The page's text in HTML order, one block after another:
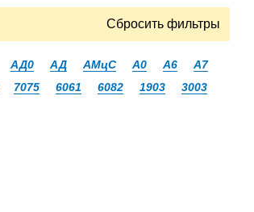
Сбросить фильтры
АД0 АД АМцС А0 А6
А7
7075 6061 6082 1903
3003